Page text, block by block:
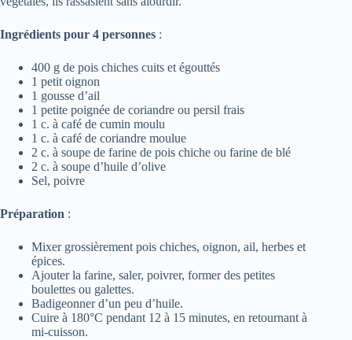
Ingrédients pour 4 personnes :
400 g de pois chiches cuits et égouttés
1 petit oignon
1 gousse d’ail
1 petite poignée de coriandre ou persil frais
1 c. à café de cumin moulu
1 c. à café de coriandre moulue
2 c. à soupe de farine de pois chiche ou farine de blé
2 c. à soupe d’huile d’olive
Sel, poivre
Préparation :
Mixer grossièrement pois chiches, oignon, ail, herbes et
épices.
Ajouter la farine, saler, poivrer, former des petites
boulettes ou galettes.
Badigeonner d’un peu d’huile.
Cuire à 180°C pendant 12 à 15 minutes, en retournant à
mi-cuisson.